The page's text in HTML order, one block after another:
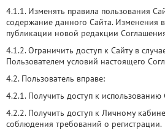
4.1.1. Изменять правила пользования
содержание данного Сайта. Изменения
публикации новой редакции
4.1.2. Ограничить доступ к Сайту в
Пользователем условий настоящего
4.2. Пользователь вправе:
4.2.1. Получить доступ к использованию
4.2.2. Получить доступ к Личному
соблюдения требований о регистрации.